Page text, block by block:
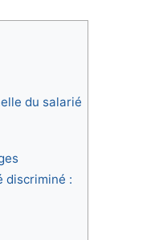
du salarié
discriminé :